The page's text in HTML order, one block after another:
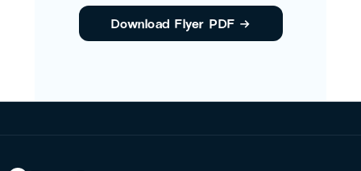
Download Flyer PDF →